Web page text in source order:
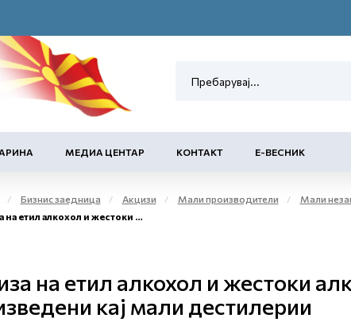
МЕДИА ЦЕНТАР КОНТАКТ Е-ВЕСНИК
Бизнис заедница Акцизи Мали производители
Мали независни производители на
и жестоки алкохолни пијалаци произведени кај мали дестилерии
на етил алкохол и жестоки
кај мали дестилерии